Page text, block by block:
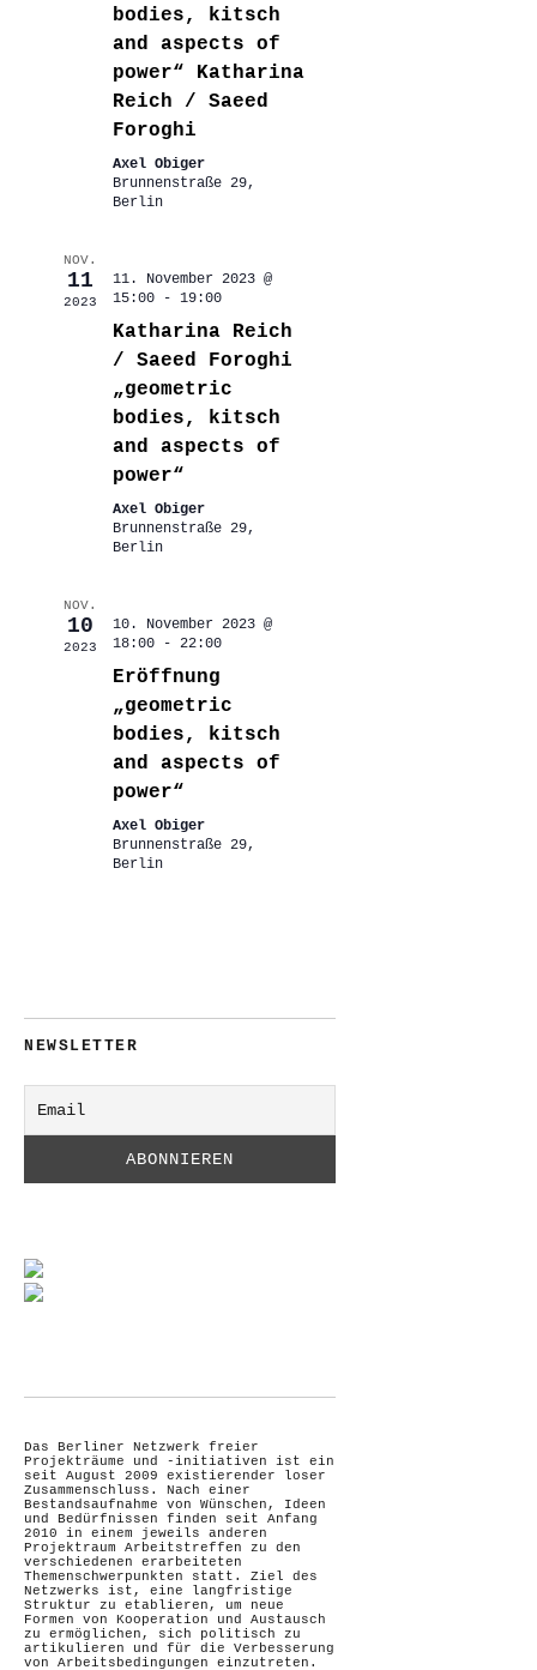
bodies, kitsch
and aspects of
power“ Katharina
Reich / Saeed
Foroghi
Axel Obiger
Brunnenstraße 29,
Berlin
NOV.
11
2023
11. November 2023 @
15:00- 19:00
Katharina Reich
/ Saeed Foroghi
„geometric
bodies, kitsch
and aspects of
power“
Axel Obiger
Brunnenstraße 29,
Berlin
NOV.
10
2023
10. November 2023 @
18:00- 22:00
Eröffnung
„geometric
bodies, kitsch
and aspects of
power“
Axel Obiger
Brunnenstraße 29,
Berlin
NEWSLETTER
Das Berliner Netzwerk freier
Projekträume und -initiativen ist ein
seit August 2009 existierender loser
Zusammenschluss. Nach einer
Bestandsaufnahme von Wünschen, Ideen
und Bedürfnissen finden seit Anfang
2010 in einem jeweils anderen
Projektraum Arbeitstreffen zu den
verschiedenen erarbeiteten
Themenschwerpunkten statt. Ziel des
Netzwerks ist, eine langfristige
Struktur zu etablieren, um neue
Formen von Kooperation und Austausch
zu ermöglichen, sich politisch zu
artikulieren und für die Verbesserung
von Arbeitsbedingungen einzutreten.